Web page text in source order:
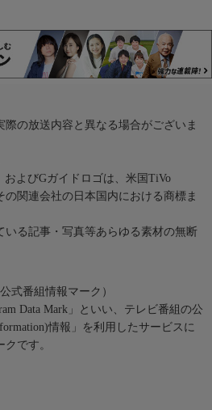
の放送内容と異なる場合がございま
およびGガイドロゴは、米国TiVo
の関連会社の日本国内における商標ま
いる記事・写真等あらゆる素材の無断
式番組情報マーク）
Data Mark」といい、テレビ番組の公
情報」を利用したサービスに
です。